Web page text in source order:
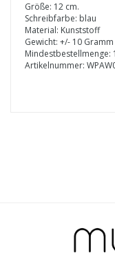
Größe: 12 cm.
Schreibfarbe: blau
Material: Kunststoff
Gewicht: +/- 10 Gramm
Mindestbestellmenge:
Artikelnummer: